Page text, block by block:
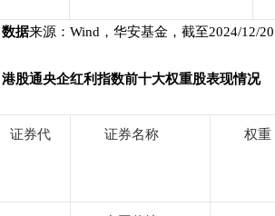
数据来源：Wind，华安基金，截至2024/12/20
港股通央企红利指数前十大权重股表现情况
证券代
证券名称 权重